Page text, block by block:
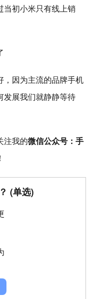
当初小米只有线上销
，因为主流的品牌手机
发展我们就静静等待
注我的微信公众号：手
(单选)